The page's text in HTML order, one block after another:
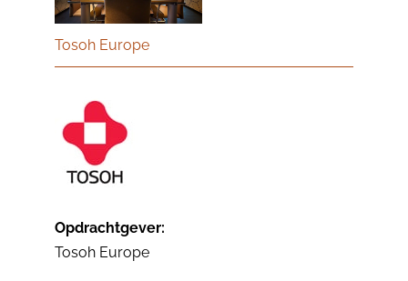
Tosoh Europe
Opdrachtgever:
Tosoh Europe